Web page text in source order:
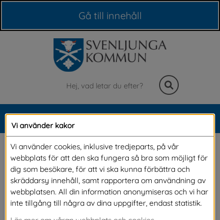
Gå till innehåll
Sök
Meny
Skadedjur, ohyra
Alla bostadsområden i vår kommun ligger
naturnära vilket på många sätt är mycket
värdefullt, men det kan också innebära
Vi använder kakor
Vi använder cookies, inklusive tredjeparts, på vår
webbplats för att den ska fungera så bra som möjligt för
dig som besökare, för att vi ska kunna förbättra och
skräddarsy innehåll, samt rapportera om användning av
webbplatsen. All din information anonymiseras och vi har
inte tillgång till några av dina uppgifter, endast statistik.